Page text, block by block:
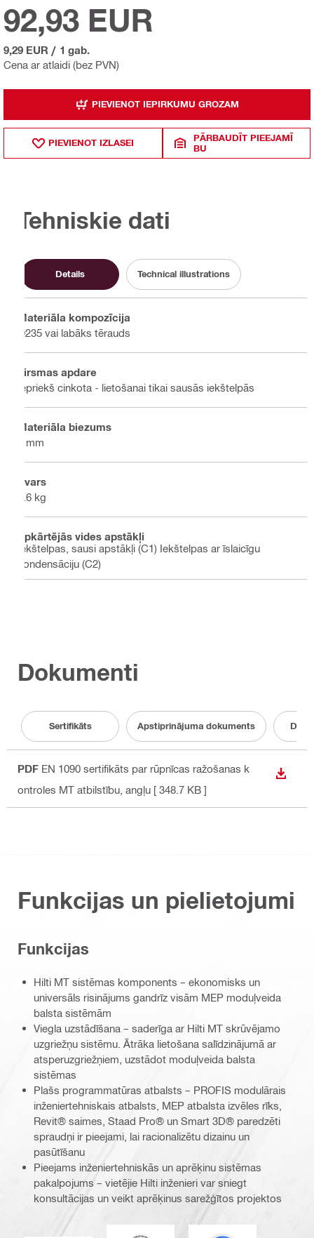
Cena ar atlaidi (bez PVN)
92,93 EUR
9,29 EUR / 1 gab.
PIEVIENOT IEPIRKUMU GROZAM
PIEVIENOT IZLASEI
PĀRBAUDĪT PIEEJAMĪ
BU
Tehniskie dati
Details Technical illustrations
Materiāla kompozīcija
Q235 vai labāks tērauds
Virsmas apdare
Iepriekš cinkota - lietošanai tikai sausās iekštelpās
Materiāla biezums
4 mm
Svars
0.6 kg
Apkārtējās vides apstākļi
Iekštelpas, sausi apstākļi (C1) Iekštelpas ar īslaicīgu
kondensāciju (C2)
Dokumenti
Sertifikāts Apstiprinājuma dokuments
PDF EN 1090 sertifikāts par rūpnīcas ražošanas k
ontroles MT atbilstību , angļu [ 348.7 KB ]
Funkcijas un pielietojumi
Funkcijas
Hilti MT sistēmas komponents – ekonomisks un
universāls risinājums gandrīz visām MEP moduļveida
balsta sistēmām
Viegla uzstādīšana – saderīga ar Hilti MT skrūvējamo
uzgriežņu sistēmu. Ātrāka lietošana salīdzinājumā ar
atsperuzgriežņiem, uzstādot moduļveida balsta
sistēmas
Plašs programmatūras atbalsts – PROFIS modulārais
inženiertehniskais atbalsts, MEP atbalsta izvēles rīks,
Revit® saimes, Staad Pro® un Smart 3D® paredzēti
spraudņi ir pieejami, lai racionalizētu dizainu un
pasūtīšanu
Pieejams inženiertehniskās un aprēķinu sistēmas
pakalpojums – vietējie Hilti inženieri var sniegt
konsultācijas un veikt aprēķinus sarežģītos projektos
DNV Eurocode